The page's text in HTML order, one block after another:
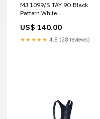
MJ 1099/S TAY 9O Black
Pattern White
US$ 140.00
★★★★★ 4.8 (28 reviews)